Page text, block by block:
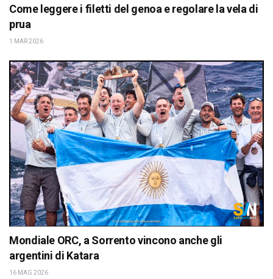
Come leggere i filetti del genoa e regolare la vela di
prua
1 MAR 2026
Mondiale ORC, a Sorrento vincono anche gli
argentini di Katara
16 MAG 2026